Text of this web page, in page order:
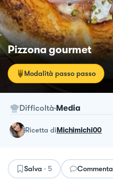
Pizzona gourmet
Modalità passo passo
Difficoltà Media
ricetta diMichimichi00
Salva · 5 Commenta